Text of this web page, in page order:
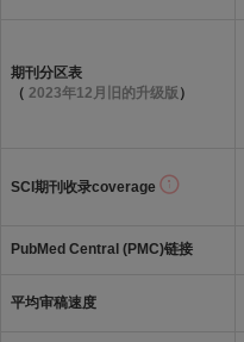
期刊分区表
（ 2023年12月旧的升级版 ）
SCI期刊收录coverage
PubMed Central (PMC)链接
平均审稿速度